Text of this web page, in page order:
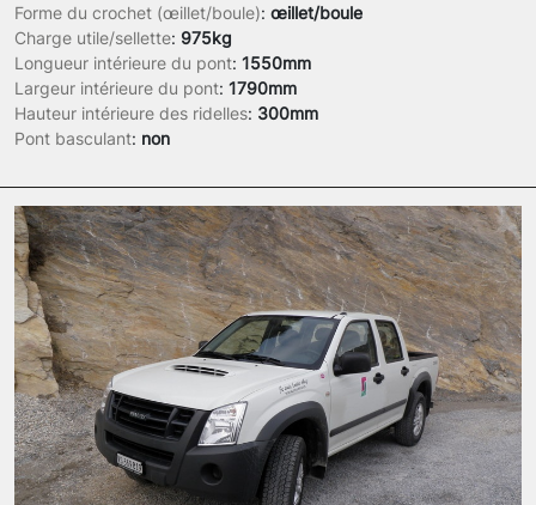
Forme du crochet (œillet/boule): œillet/boule
Charge utile/sellette: 975kg
Longueur intérieure du pont: 1550mm
Largeur intérieure du pont: 1790mm
Hauteur intérieure des ridelles: 300mm
Pont basculant: non